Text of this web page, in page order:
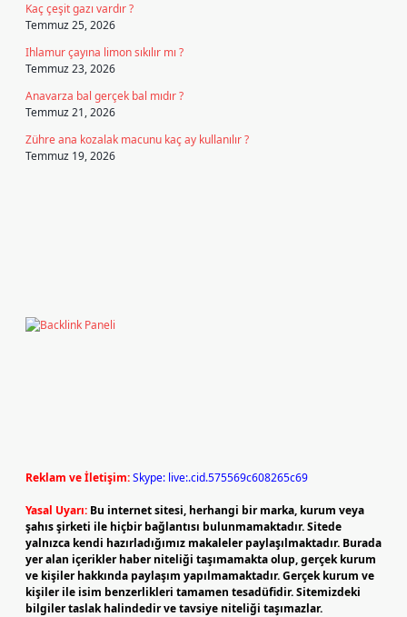
Kaç çeşit gazı vardır ?
Temmuz 25, 2026
Ihlamur çayına limon sıkılır mı ?
Temmuz 23, 2026
Anavarza bal gerçek bal mıdır ?
Temmuz 21, 2026
Zühre ana kozalak macunu kaç ay kullanılır ?
Temmuz 19, 2026
Reklam ve İletişim:Skype: live:.cid.575569c608265c69
Yasal Uyarı: Bu internet sitesi, herhangi bir marka, kurum veya
şahıs şirketi ile hiçbir bağlantısı bulunmamaktadır. Sitede
yalnızca kendi hazırladığımız makaleler paylaşılmaktadır. Burada
yer alan içerikler haber niteliği taşımamakta olup, gerçek kurum
ve kişiler hakkında paylaşım yapılmamaktadır. Gerçek kurum ve
kişiler ile isim benzerlikleri tamamen tesadüfidir. Sitemizdeki
bilgiler taslak halindedir ve tavsiye niteliği taşımazlar.